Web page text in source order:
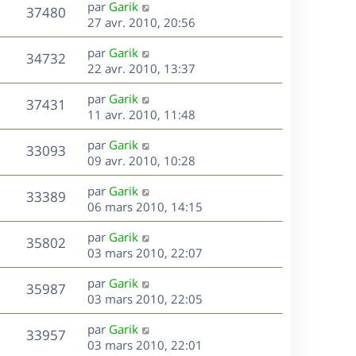
s
n
i
e
r
m
e
s
s
a
g
e
37480V
u
e
D
e
r
n
i
e
r
m
e
s
s
a
g
e
par Garik
27 avr. 2010, 20:56
34732V
u
s
D
e
r
n
i
e
r
m
e
s
s
a
g
e
par Garik
22 avr. 2010, 13:37
37431
u
e
s
D
e
r
n
i
e
r
m
e
s
s
a
g
e
par Garik
11 avr. 2010, 11:48
33093V
u
s
D
e
r
n
i
e
r
m
e
s
s
a
g
e
par Garik
09 avr. 2010, 10:28
33389V
u
e
s
D
e
r
n
i
e
r
m
e
s
s
par Garik
06 mars 2010, 14:15
35802V
u
s
D
e
r
n
i
e
r
m
par Garik
03 mars 2010, 22:07
35987V
u
D
e
r
n
i
par Garik
03 mars 2010, 22:05
33957V
D
e
par Garik
03 mars 2010, 22:01